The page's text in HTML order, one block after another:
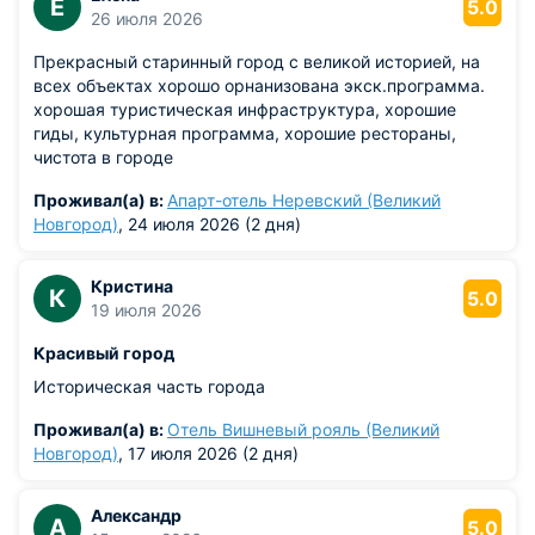
Музеи Великого Новгорода обычно работают с 10:00 до
18:00–20:00, выходной чаще всего понедельник или
вторник. Однако расписание может меняться по сезонам и
праздникам, поэтому перед поездкой обязательно
проверяйте официальные сайты.
Краткие ориентиры:
Софийский собор – открыт днём, но во время служб
вход ограничен.
Ярославово Дворище (территория) – всегда открыто,
соборы – по часам музея.
последний четверг месяца.
Рюриково Городище – открыто, но весной –
Цены на билеты уточняйте на сайтах — они могут
Е
26 июля 2026
5.0
Прекрасный старинный город с великой историей, на
всех объектах хорошо орнанизована экск.программа.
хорошая туристическая инфраструктура, хорошие
гиды, культурная программа, хорошие рестораны,
чистота в городе
Проживал(а) в:Апарт-отель Неревский (Великий
Новгород)
, 24 июля 2026 (2 дня)
К
Кристина
19 июля 2026
5.0
Красивый город
Историческая часть города
Проживал(а) в: Отель Вишневый рояль (Великий
Новгород)
, 17 июля 2026 (2 дня)
А
Александр
5.0